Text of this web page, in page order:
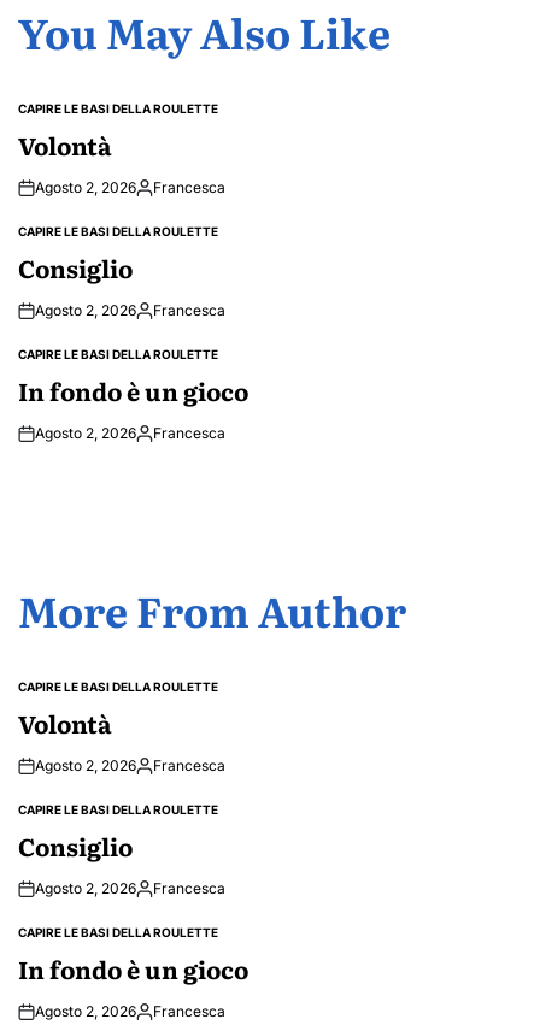
You May Also Like
POSTED
CAPIRE LE BASI DELLA ROULETTE
Volontà
Agosto 2, 2026PostedFrancesca
POSTED
CAPIRE LE BASI DELLA ROULETTE
Consiglio
Agosto 2, 2026PostedFrancesca
POSTED
CAPIRE LE BASI DELLA ROULETTE
In fondo è un gioco
Agosto 2, 2026PostedFrancesca
More From Author
POSTED
CAPIRE LE BASI DELLA ROULETTE
Volontà
Agosto 2, 2026PostedFrancesca
POSTED
CAPIRE LE BASI DELLA ROULETTE
Consiglio
Agosto 2, 2026PostedFrancesca
POSTED
CAPIRE LE BASI DELLA ROULETTE
In fondo è un gioco
Agosto 2, 2026PostedFrancesca